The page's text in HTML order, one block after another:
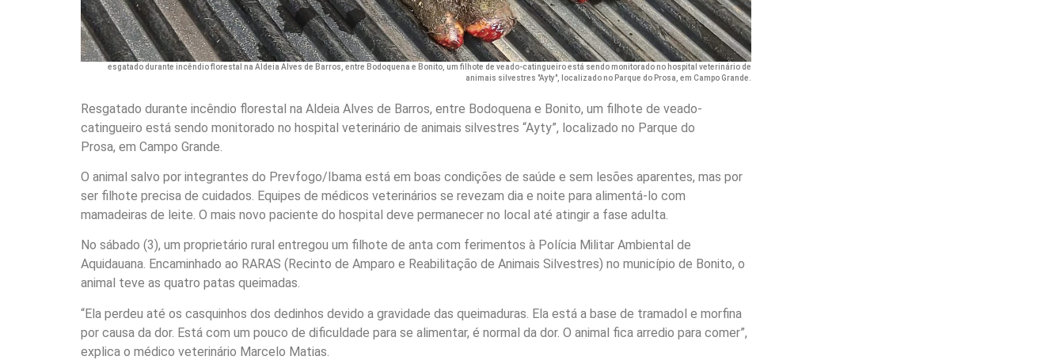
esgatado durante incêndio florestal na Aldeia Alves de Barros, entre Bodoquena e Bonito, um filhote de veado-catingueiro está sendo monitorado no hospital veterinário de
animais silvestres "Ayty", localizado no Parque do Prosa, em Campo Grande.
Resgatado durante incêndio florestal na Aldeia Alves de Barros, entre Bodoquena e Bonito, um filhote de veado-
catingueiro está sendo monitorado no hospital veterinário de animais silvestres “Ayty”, localizado no Parque do
Prosa, em Campo Grande.
O animal salvo por integrantes do Prevfogo/Ibama está em boas condições de saúde e sem lesões aparentes, mas por
ser filhote precisa de cuidados. Equipes de médicos veterinários se revezam dia e noite para alimentá-lo com
mamadeiras de leite. O mais novo paciente do hospital deve permanecer no local até atingir a fase adulta.
No sábado (3), um proprietário rural entregou um filhote de anta com ferimentos à Polícia Militar Ambiental de
Aquidauana. Encaminhado ao RARAS (Recinto de Amparo e Reabilitação de Animais Silvestres) no município de Bonito, o
animal teve as quatro patas queimadas.
“Ela perdeu até os casquinhos dos dedinhos devido a gravidade das queimaduras. Ela está a base de tramadol e morfina
por causa da dor. Está com um pouco de dificuldade para se alimentar, é normal da dor. O animal fica arredio para comer”,
explica o médico veterinário Marcelo Matias.